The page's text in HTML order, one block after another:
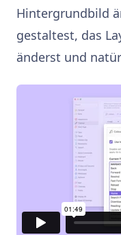
Hintergrundbild
gestaltest, das
änderst und